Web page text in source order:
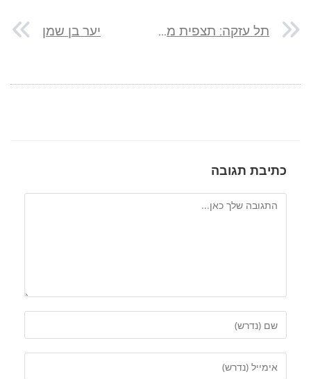
תל עזקה: תצפית מדהימה וסיפור היסטורי יער בן שמן
כתיבת תגובה